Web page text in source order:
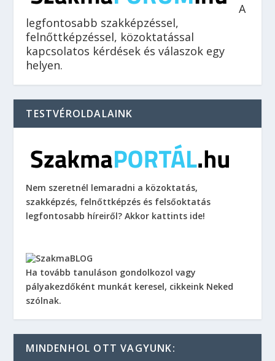
A
legfontosabb szakképzéssel,
felnőttképzéssel, közoktatással
kapcsolatos kérdések és válaszok egy
helyen.
TESTVÉROLDALAINK
Nem szeretnél lemaradni a közoktatás,
szakképzés, felnőttképzés és felsőoktatás
legfontosabb híreiről? Akkor kattints ide!
Ha tovább tanuláson gondolkozol vagy
pályakezdőként munkát keresel, cikkeink Neked
szólnak.
MINDENHOL OTT VAGYUNK: